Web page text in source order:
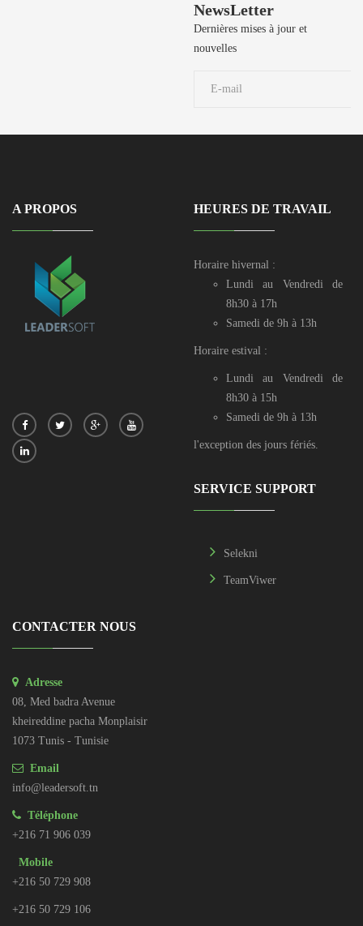
NewsLetter
Dernières mises à jour et
nouvelles
A PROPOS HEURES DE TRAVAIL
Horaire hivernal :
Lundi au Vendredi de
8h30 à 17h
Samedi de 9h à 13h
Horaire estival :
Lundi au Vendredi de
8h30 à 15h
Samedi de 9h à 13h
l'exception des jours fériés.
SERVICE SUPPORT
Selekni
TeamViwer
CONTACTER NOUS
Adresse
08, Med badra Avenue
kheireddine pacha Monplaisir
1073 Tunis - Tunisie
Email
info@leadersoft.tn
Téléphone
+216 71 906 039
Mobile
+216 50 729 908
+216 50 729 106